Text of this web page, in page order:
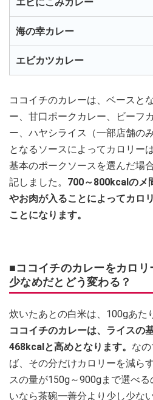
海の幸カレー
エビカツカレー
ココイチのカレーは、ベースと
ー、甘口ポークカレー、ビーフ
ー、ハヤシライス（一部店舗の
となるソースによってカロリー
基本のポークソースを選んだ場
記しました。 700～800kcalのメ
やお肉が入ることによってカロ
ことになります。
■ココイチのカレーをカロ
少なめだとどう変わる？
炊いたあとの白米は、100gあた
ココイチのカレーは、ライスの
468kcalと高めとなります。 な
ば、その分だけカロリーを減ら
スの量が150g～900gまで選べ
いなら茶碗一善分より少し少な